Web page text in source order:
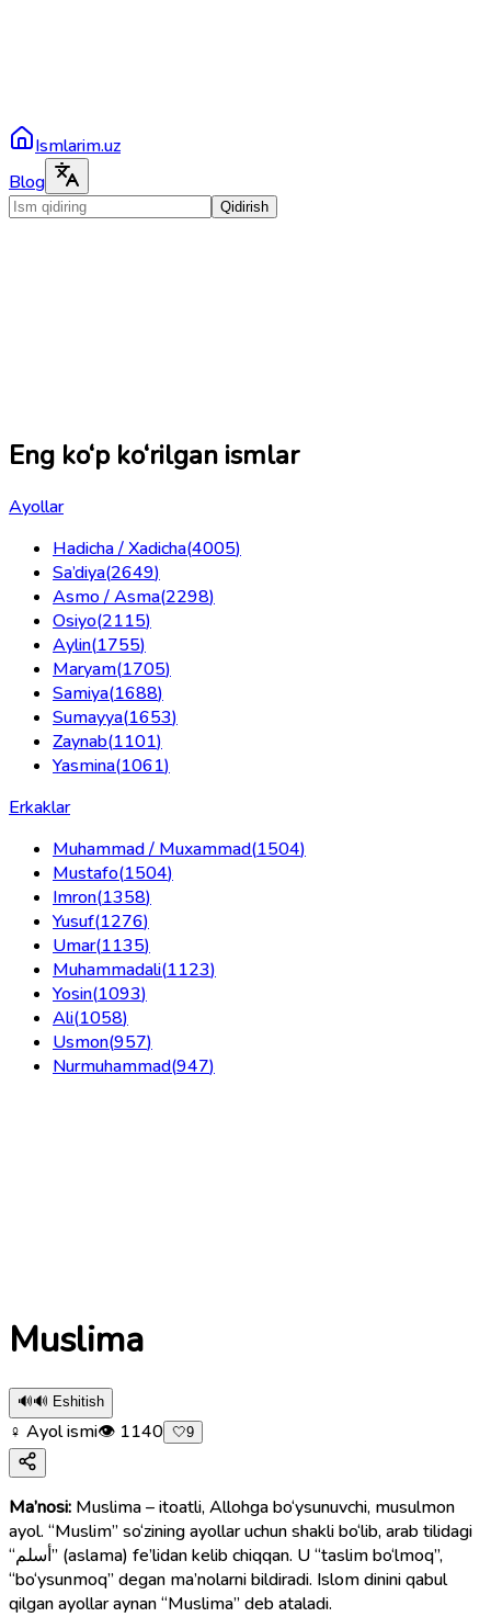
Ismlarim.uz
Blog
Qidirish
Eng ko‘p ko‘rilgan ismlar
Ayollar
Hadicha / Xadicha(4005)
Sa’diya(2649)
Asmo / Asma(2298)
Osiyo(2115)
Aylin(1755)
Maryam(1705)
Samiya(1688)
Sumayya(1653)
Zaynab(1101)
Yasmina(1061)
Erkaklar
Muhammad / Muxammad(1504)
Mustafo(1504)
Imron(1358)
Yusuf(1276)
Umar(1135)
Muhammadali(1123)
Yosin(1093)
Ali(1058)
Usmon(957)
Nurmuhammad(947)
Muslima
🔊🔊 Eshitish
♀ Ayol ismi👁 1140 🤍9
Ma’nosi: Muslima – itoatli, Allohga bo‘ysunuvchi, musulmon
ayol. “Muslim” so‘zining ayollar uchun shakli bo‘lib, arab tilidagi
“أسلم” (aslama) fe’lidan kelib chiqqan. U “taslim bo‘lmoq”,
“bo‘ysunmoq” degan ma’nolarni bildiradi. Islom dinini qabul
qilgan ayollar aynan “Muslima” deb ataladi.